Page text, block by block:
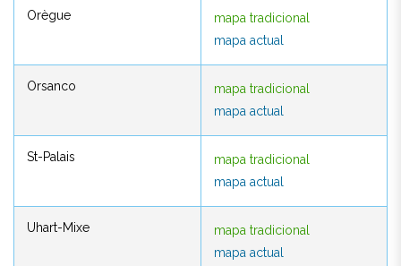
Orègue
mapa tradicional
mapa actual
Orsanco
mapa tradicional
mapa actual
St-Palais
mapa tradicional
mapa actual
Uhart-Mixe
mapa tradicional
mapa actual
mapa actual
mapa actual
mapa actual
mapa actual